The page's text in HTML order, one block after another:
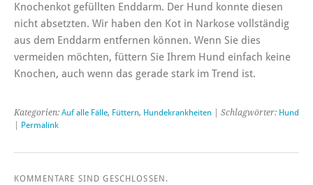
Knochenkot gefüllten Enddarm. Der Hund konnte diesen
nicht absetzten. Wir haben den Kot in Narkose vollständig
aus dem Enddarm entfernen können. Wenn Sie dies
vermeiden möchten, füttern Sie Ihrem Hund einfach keine
Knochen, auch wenn das gerade stark im Trend ist.
Kategorien: Auf alle Fälle, Füttern, Hundekrankheiten | Schlagwörter: Hund
Permalink
KOMMENTARE SIND GESCHLOSSEN.